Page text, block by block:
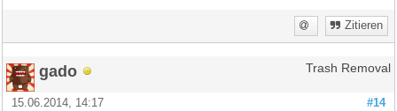
Zitieren
gado Trash Removal
#14
15.06.2014, 14:17